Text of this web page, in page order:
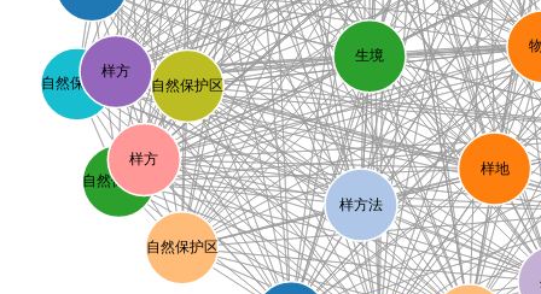
生境
自然保护区
自然保护区
样方法
样地
自然保护区
自然保护区
样方
样方